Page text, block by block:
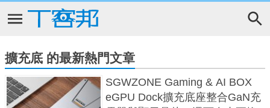
擴充底 的最新熱門文章
SGWZONE Gaming & AI BOX
eGPU Dock擴充底座整合GaN充